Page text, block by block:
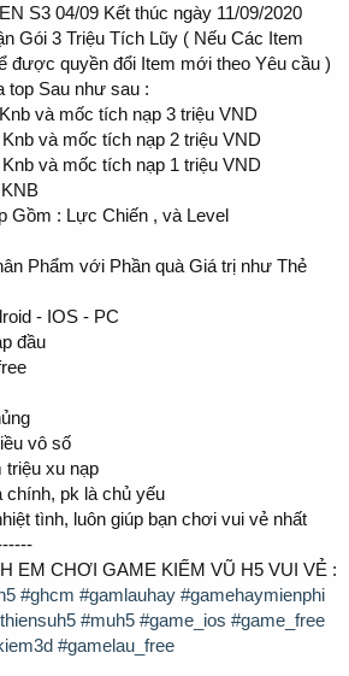
S3 04/09 Kết thúc ngày 11/09/2020
Gói 3 Triệu Tích Lũy ( Nếu Các Item
được quyền đổi Item mới theo Yêu cầu )
top Sau như sau :
và mốc tích nạp 3 triệu VND
và mốc tích nạp 2 triệu VND
và mốc tích nạp 1 triệu VND
Gồm : Lực Chiến , và Level
Phẩm với Phần quà Giá trị như Thẻ
- IOS - PC
đầu
vô số
triệu xu nạp
chính, pk là chủ yếu
tình, luôn giúp bạn chơi vui vẻ nhất
EM CHƠI GAME KIẾM VŨ H5 VUI VẺ :
#ghcm #gamlauhay #gamehaymienphi
#muh5 #game_ios #game_free
#gamelau_free